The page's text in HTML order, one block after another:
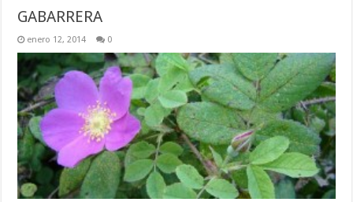
GABARRERA
enero 12, 2014 0